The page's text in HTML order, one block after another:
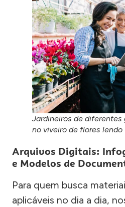
Jardineiros de
no viveiro de flores lendo
Arquivos Digitais:
e Modelos de
Para quem busca
aplicáveis no dia a dia,